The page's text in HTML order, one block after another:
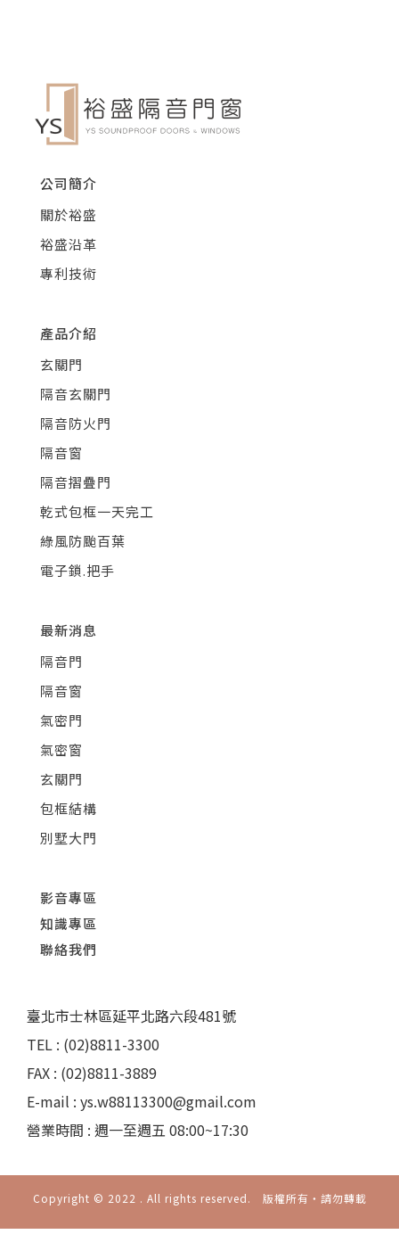
公司簡介
關於裕盛
裕盛沿革
專利技術
產品介紹
玄關門
隔音玄關門
隔音防火門
隔音窗
隔音摺疊門
乾式包框一天完工
綠風防颱百葉
電子鎖.把手
最新消息
隔音門
隔音窗
氣密門
氣密窗
玄關門
包框結構
別墅大門
影音專區
知識專區
聯絡我們
臺北市士林區延平北路六段481號
TEL : (02)8811-3300
FAX : (02)8811-3889
E-mail : ys.w88113300@gmail.com
營業時間 : 週一至週五 08:00~17:30
Copyright © 2022 . All rights reserved. 版權所有‧請勿轉載